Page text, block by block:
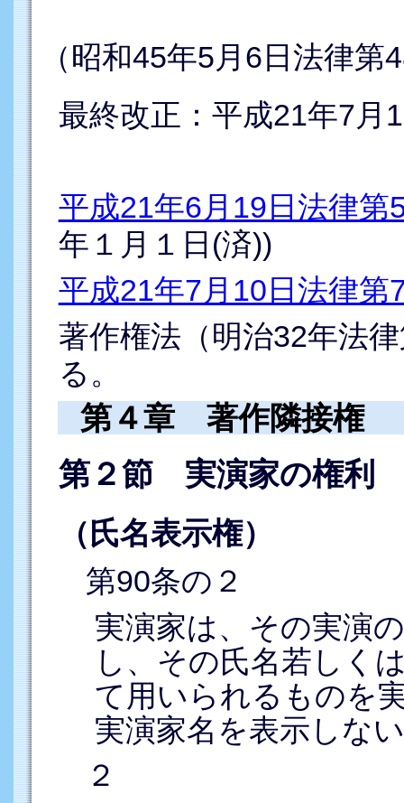
（昭和45年5月6日法律第
最終改正：平成21年7月
平成21年6月19日法律第
年１月１日(済))
平成21年7月10日法律第
著作権法（明治32年法
る。
第４章 著作隣接権
第２節 実演家の権利
（氏名表示権）
第90条の２
実演家は、その実演
し、その氏名若しく
て用いられるものを
実演家名を表示しな
２